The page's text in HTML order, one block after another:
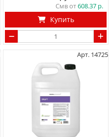
Смв от608.37
Купить
Арт. 14725